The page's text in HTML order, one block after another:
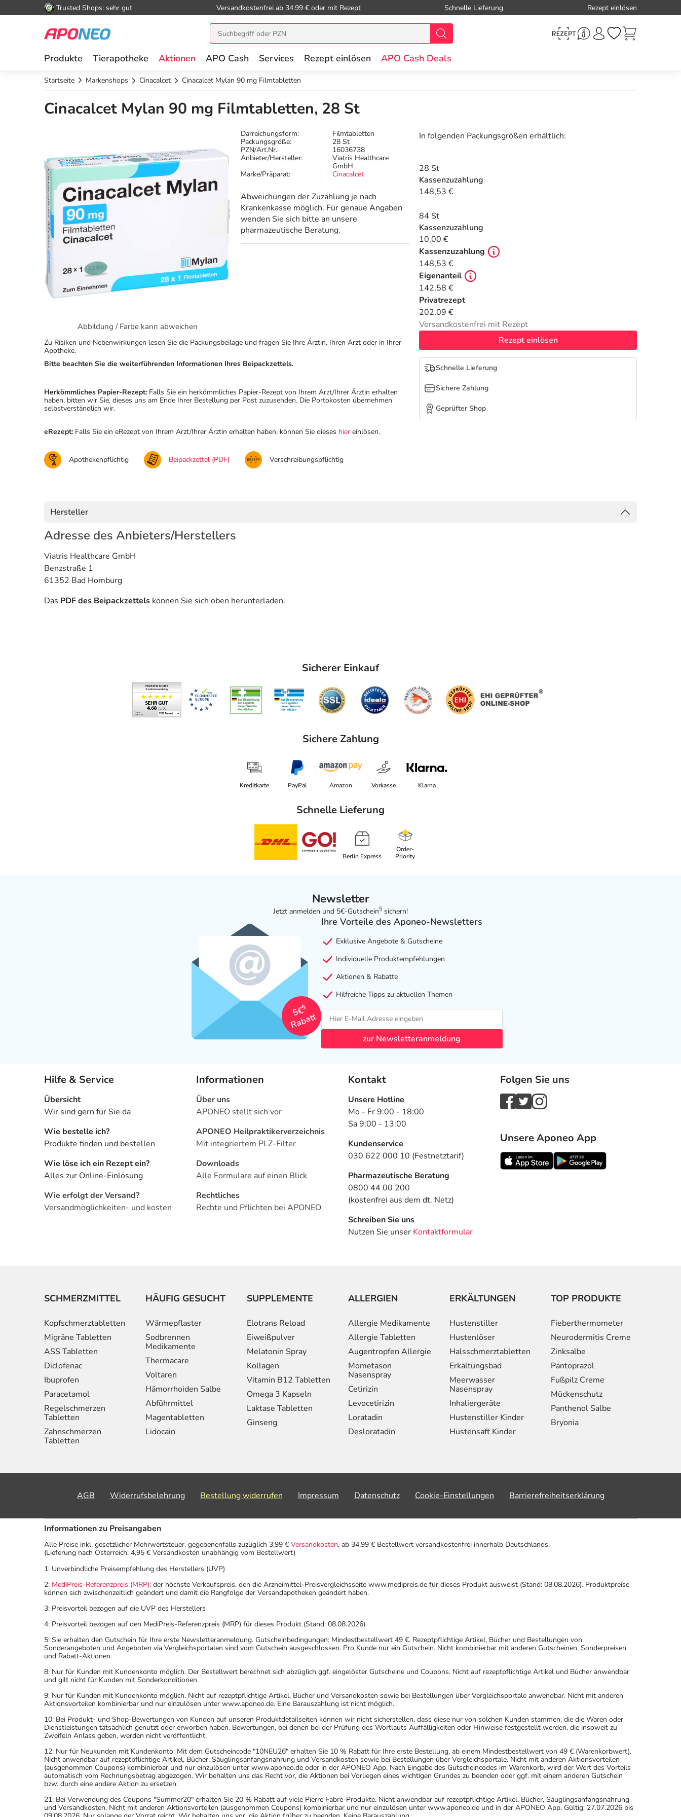
Trusted Shops: sehr gut Versandkostenfrei ab 34.99 € oder mit Rezept Schnelle Lieferung Rezept einlösen
Produkte Tierapotheke Aktionen APO Cash Services Rezept einlösen APO Cash Deals
Startseite Markenshops Cinacalcet Cinacalcet Mylan 90 mg Filmtabletten
Cinacalcet Mylan 90 mg Filmtabletten, 28 St
Abbildung / Farbe kann abweichen
Darreichungsform:
Filmtabletten
Packungsgröße:
28 St
PZN/Art.Nr.:
16036738
Anbieter/Hersteller:
Viatris Healthcare
GmbH
Marke/Präparat:
Cinacalcet
Abweichungen der Zuzahlung je nach
Krankenkasse möglich. Für genaue Angaben
wenden Sie sich bitte an unsere
pharmazeutische Beratung.
In folgenden Packungsgrößen erhältlich:
28 St
Kassenzuzahlung
148,53 €
84 St
Kassenzuzahlung
10,00 €
Kassenzuzahlung
148,53 €
Eigenanteil
142,58 €
Privatrezept
202,09 €
Versandkostenfrei mit Rezept
Rezept einlösen
Schnelle Lieferung
Sichere Zahlung
Geprüfter Shop
Zu Risiken und Nebenwirkungen lesen Sie die Packungsbeilage und fragen Sie Ihre Ärztin, Ihren Arzt oder in Ihrer
Apotheke.
Bitte beachten Sie die weiterführenden Informationen Ihres Beipackzettels.
Herkömmliches Papier-Rezept: Falls Sie ein herkömmliches Papier-Rezept von Ihrem Arzt/Ihrer Ärztin erhalten
haben, bitten wir Sie, dieses uns am Ende Ihrer Bestellung per Post zuzusenden. Die Portokosten übernehmen
selbstverständlich wir.
eRezept: Falls Sie ein eRezept von Ihrem Arzt/Ihrer Ärztin erhalten haben, können Sie dieses hier einlösen.
Apothekenpflichtig Beipackzettel (PDF) Verschreibungspflichtig
Hersteller
Adresse des Anbieters/Herstellers
Viatris Healthcare GmbH
Benzstraße 1
61352 Bad Homburg
Das PDF des Beipackzettels können Sie sich oben herunterladen.
Sicherer Einkauf
Sichere Zahlung
Kreditkarte PayPal Amazon Vorkasse Klarna
Schnelle Lieferung
Berlin Express
Order-
Priority
Newsletter
Jetzt anmelden und 5€-Gutschein5 sichern!
5€
5
Rabatt
Ihre Vorteile des Aponeo-Newsletters
Exklusive Angebote & Gutscheine
Individuelle Produktempfehlungen
Aktionen & Rabatte
Hilfreiche Tipps zu aktuellen Themen
zur Newsletteranmeldung
Hilfe & Service
Übersicht
Wir sind gern für Sie da
Wie bestelle ich?
Produkte finden und bestellen
Wie löse ich ein Rezept ein?
Alles zur Online-Einlösung
Wie erfolgt der Versand?
Versandmöglichkeiten- und kosten
Informationen
Über uns
APONEO stellt sich vor
APONEO Heilpraktikerverzeichnis
Mit integriertem PLZ-Filter
Downloads
Alle Formulare auf einen Blick
Rechtliches
Rechte und Pflichten bei APONEO
Kontakt
Unsere Hotline
Mo - Fr 9:00 - 18:00
Sa 9:00 - 13:00
Kundenservice
030 622 000 10 (Festnetztarif)
Pharmazeutische Beratung
0800 44 00 200
(kostenfrei aus dem dt. Netz)
Schreiben Sie uns
Nutzen Sie unser Kontaktformular
Folgen Sie uns
Unsere Aponeo App
SCHMERZMITTEL
Kopfschmerztabletten
Migräne Tabletten
ASS Tabletten
Diclofenac
Ibuprofen
Paracetamol
Regelschmerzen
Tabletten
Zahnschmerzen
Tabletten
HÄUFIG GESUCHT
Wärmepflaster
Sodbrennen
Medikamente
Thermacare
Voltaren
Hämorrhoiden Salbe
Abführmittel
Magentabletten
Lidocain
SUPPLEMENTE
Elotrans Reload
Eiweißpulver
Melatonin Spray
Kollagen
Vitamin B12 Tabletten
Omega 3 Kapseln
Laktase Tabletten
Ginseng
ALLERGIEN
Allergie Medikamente
Allergie Tabletten
Augentropfen Allergie
Mometason
Nasenspray
Cetirizin
Levocetirizin
Loratadin
Desloratadin
ERKÄLTUNGEN
Hustenstiller
Hustenlöser
Halsschmerztabletten
Erkältungsbad
Meerwasser
Nasenspray
Inhaliergeräte
Hustenstiller Kinder
Hustensaft Kinder
TOP PRODUKTE
Fieberthermometer
Neurodermitis Creme
Zinksalbe
Pantoprazol
Fußpilz Creme
Mückenschutz
Panthenol Salbe
Bryonia
AGB Widerrufsbelehrung Bestellung widerrufen Impressum Datenschutz Cookie-Einstellungen Barrierefreiheitserklärung
Informationen zu Preisangaben
Alle Preise inkl. gesetzlicher Mehrwertsteuer, gegebenenfalls zuzüglich 3,99 € Versandkosten, ab 34,99 € Bestellwert versandkostenfrei innerhalb Deutschlands.
(Lieferung nach Österreich: 4,95 € Versandkosten unabhängig vom Bestellwert)
1: Unverbindliche Preisempfehlung des Herstellers (UVP)
2: MediPreis-Referenzpreis (MRP): der höchste Verkaufspreis, den die Arzneimittel-Preisvergleichsseite www.medipreis.de für dieses Produkt ausweist (Stand: 08.08.2026). Produktpreise
können sich zwischenzeitlich geändert und damit die Rangfolge der Versandapotheken geändert haben.
3: Preisvorteil bezogen auf die UVP des Herstellers
4: Preisvorteil bezogen auf den MediPreis-Referenzpreis (MRP) für dieses Produkt (Stand: 08.08.2026).
5: Sie erhalten den Gutschein für Ihre erste Newsletteranmeldung. Gutscheinbedingungen: Mindestbestellwert 49 €. Rezeptpflichtige Artikel, Bücher und Bestellungen von
Sonderangeboten und Angeboten via Vergleichsportalen sind vom Gutschein ausgeschlossen. Pro Kunde nur ein Gutschein. Nicht kombinierbar mit anderen Gutscheinen, Sonderpreisen
und Rabatt-Aktionen.
8: Nur für Kunden mit Kundenkonto möglich. Der Bestellwert berechnet sich abzüglich ggf. eingelöster Gutscheine und Coupons. Nicht auf rezeptpflichtige Artikel und Bücher anwendbar
und gilt nicht für Kunden mit Sonderkonditionen.
9: Nur für Kunden mit Kundenkonto möglich. Nicht auf rezeptpflichtige Artikel, Bücher und Versandkosten sowie bei Bestellungen über Vergleichsportale anwendbar. Nicht mit anderen
Aktionsvorteilen kombinierbar und nur einzulösen unter www.aponeo.de. Eine Barauszahlung ist nicht möglich.
10: Bei Produkt- und Shop-Bewertungen von Kunden auf unseren Produktdetailseiten können wir nicht sicherstellen, dass diese nur von solchen Kunden stammen, die die Waren oder
Dienstleistungen tatsächlich genutzt oder erworben haben. Bewertungen, bei denen bei der Prüfung des Wortlauts Auffälligkeiten oder Hinweise festgestellt werden, die insoweit zu
Zweifeln Anlass geben, werden nicht veröffentlicht.
12: Nur für Neukunden mit Kundenkonto. Mit dem Gutscheincode "10NEU26" erhalten Sie 10 % Rabatt für Ihre erste Bestellung, ab einem Mindestbestellwert von 49 € (Warenkorbwert).
Nicht anwendbar auf rezeptpflichtige Artikel, Bücher, Säuglingsanfangsnahrung und Versandkosten sowie bei Bestellungen über Vergleichsportale. Nicht mit anderen Aktionsvorteilen
(ausgenommen Coupons) kombinierbar und nur einzulösen unter www.aponeo.de oder in der APONEO App. Nach Eingabe des Gutscheincodes im Warenkorb, wird der Wert des Vorteils
automatisch vom Rechnungsbetrag abgezogen. Wir behalten uns das Recht vor, die Aktionen bei Vorliegen eines wichtigen Grundes zu beenden oder ggf. mit einem anderen Gutschein
bzw. durch eine andere Aktion zu ersetzen.
21: Bei Verwendung des Coupons "Summer20" erhalten Sie 20 % Rabatt auf viele Pierre Fabre-Produkte. Nicht anwendbar auf rezeptpflichtige Artikel, Bücher, Säuglingsanfangsnahrung
und Versandkosten. Nicht mit anderen Aktionsvorteilen (ausgenommen Coupons) kombinierbar und nur einzulösen unter www.aponeo.de und in der APONEO App. Gültig: 27.07.2026 bis